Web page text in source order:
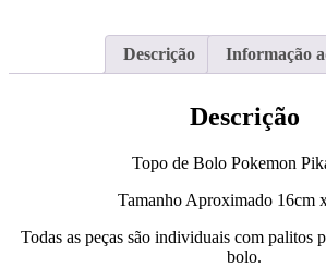
Descrição Informação
Descrição
Topo de Bolo Pokemon
Tamanho Aproximado 16cm
Todas as peças são individuais com palitos
bolo.